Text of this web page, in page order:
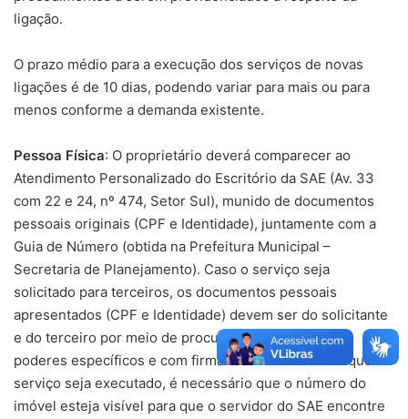
ligação.
O prazo médio para a execução dos serviços de novas
ligações é de 10 dias, podendo variar para mais ou para
menos conforme a demanda existente.
Pessoa Física: O proprietário deverá comparecer ao
Atendimento Personalizado do Escritório da SAE (Av. 33
com 22 e 24, nº 474, Setor Sul), munido de documentos
pessoais originais (CPF e Identidade), juntamente com a
Guia de Número (obtida na Prefeitura Municipal –
Secretaria de Planejamento). Caso o serviço seja
solicitado para terceiros, os documentos pessoais
apresentados (CPF e Identidade) devem ser do solicitante
e do terceiro por meio de procuração particular com
poderes específicos e com firma reconhecida. Para que o
serviço seja executado, é necessário que o número do
imóvel esteja visível para que o servidor do SAE encontre